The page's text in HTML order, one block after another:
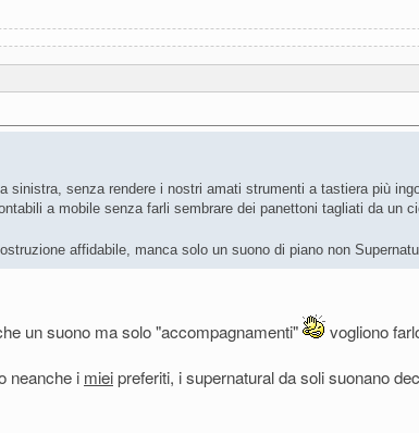
senza rendere i nostri amati strumenti a tastiera più
a mobile senza farli sembrare dei panettoni tagliati da un
affidabile, manca solo un suono di piano non
un suono ma solo "accompagnamenti"
vogliono
neanche i mieipreferiti, i supernatural da soli suonano